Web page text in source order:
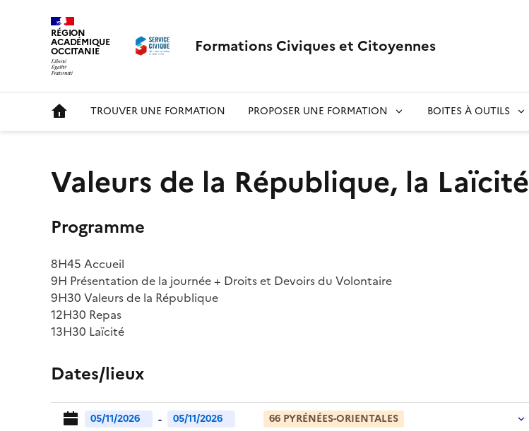
RÉGION
ACADÉMIQUE
OCCITANIE Formations Civiques et Citoyennes
TROUVER UNE FORMATION PROPOSER UNE FORMATION BOITES À OUTILS
Valeurs de la République, la Laïcité
Programme
8H45 Accueil
9H Présentation de la journée + Droits et Devoirs du Volontaire
9H30 Valeurs de la République
12H30 Repas
13H30 Laïcité
Dates/lieux
05/11/2026 - 05/11/2026 66 PYRÉNÉES-ORIENTALES